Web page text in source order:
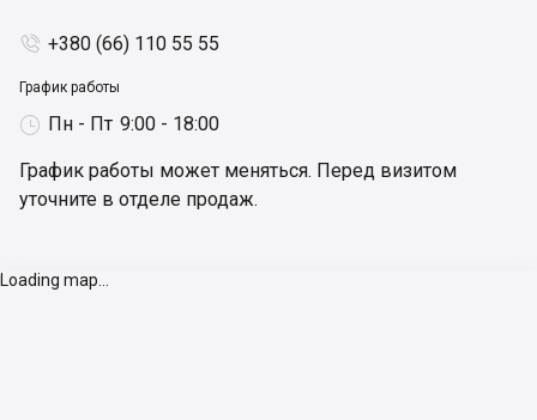
 +380 (66) 110 55 55
График работы
 Пн - Пт 9:00 - 18:00
График работы может меняться. Перед визитом
уточните в отделе продаж.
Loading map...